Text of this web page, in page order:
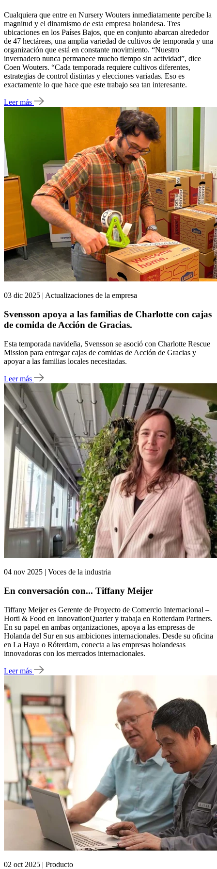
Cualquiera que entre en Nursery Wouters inmediatamente percibe la
magnitud y el dinamismo de esta empresa holandesa. Tres
ubicaciones en los Países Bajos, que en conjunto abarcan alrededor
de 47 hectáreas, una amplia variedad de cultivos de temporada y una
organización que está en constante movimiento. “Nuestro
invernadero nunca permanece mucho tiempo sin actividad”, dice
Coen Wouters. “Cada temporada requiere cultivos diferentes,
estrategias de control distintas y elecciones variadas. Eso es
exactamente lo que hace que este trabajo sea tan interesante.
Leer más
03 dic 2025 | Actualizaciones de la empresa
Svensson apoya a las familias de Charlotte con cajas
de comida de Acción de Gracias.
Esta temporada navideña, Svensson se asoció con Charlotte Rescue
Mission para entregar cajas de comidas de Acción de Gracias y
apoyar a las familias locales necesitadas.
Leer más
04 nov 2025 | Voces de la industria
En conversación con... Tiffany Meijer
Tiffany Meijer es Gerente de Proyecto de Comercio Internacional –
Horti & Food en InnovationQuarter y trabaja en Rotterdam Partners.
En su papel en ambas organizaciones, apoya a las empresas de
Holanda del Sur en sus ambiciones internacionales. Desde su oficina
en La Haya o Róterdam, conecta a las empresas holandesas
innovadoras con los mercados internacionales.
Leer más
02 oct 2025 | Producto